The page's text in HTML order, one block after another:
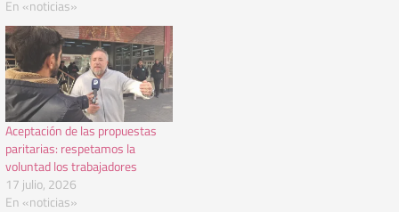
En «noticias»
Aceptación de las propuestas
paritarias: respetamos la
voluntad los trabajadores
17 julio, 2026
En «noticias»